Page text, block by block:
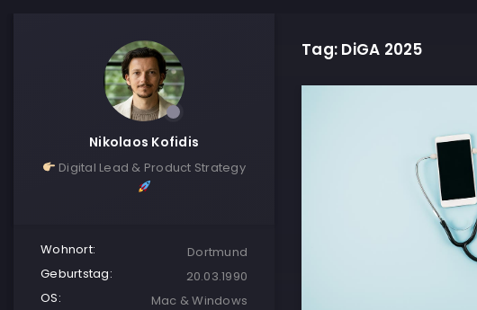
Nikolaos Kofidis
Digital Lead & Product Strategy
Wohnort:
Dortmund
Geburtstag:
20.03.1990
OS:
Mac & Windows
Tag: DiGA 2025